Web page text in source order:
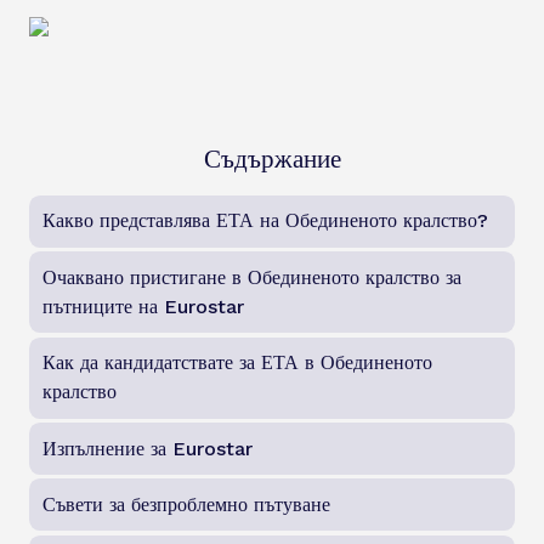
Съдържание
Какво представлява ЕТА на Обединеното кралство?
Очаквано пристигане в Обединеното кралство за
пътниците на Eurostar
Как да кандидатствате за ЕТА в Обединеното
кралство
Изпълнение за Eurostar
Съвети за безпроблемно пътуване